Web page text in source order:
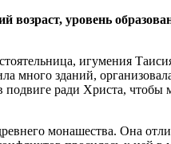
уровень
игумения
зданий,
подвиге ради Христа,
монашества. Она